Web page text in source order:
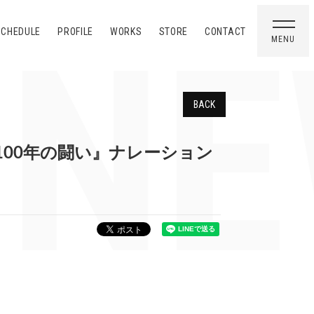
PROFILE WORKS STORE CONTACT
MENU
BACK
年の闘い』ナレーション